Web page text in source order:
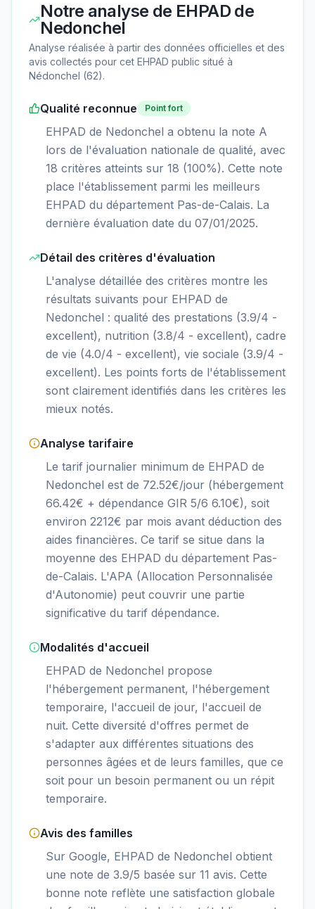
Notre analyse de EHPAD de
Nedonchel
Analyse réalisée à partir des données officielles et des
avis collectés pour cet EHPAD public situé à
Nédonchel (62).
Qualité reconnue Point fort
EHPAD de Nedonchel a obtenu la note A
lors de l'évaluation nationale de qualité, avec
18 critères atteints sur 18 (100%). Cette note
place l'établissement parmi les meilleurs
EHPAD du département Pas-de-Calais. La
dernière évaluation date du 07/01/2025.
Détail des critères d'évaluation
L'analyse détaillée des critères montre les
résultats suivants pour EHPAD de
Nedonchel : qualité des prestations (3.9/4 -
excellent), nutrition (3.8/4 - excellent), cadre
de vie (4.0/4 - excellent), vie sociale (3.9/4 -
excellent). Les points forts de l'établissement
sont clairement identifiés dans les critères les
mieux notés.
Analyse tarifaire
Le tarif journalier minimum de EHPAD de
Nedonchel est de 72.52€/jour (hébergement
66.42€ + dépendance GIR 5/6 6.10€), soit
environ 2212€ par mois avant déduction des
aides financières. Ce tarif se situe dans la
moyenne des EHPAD du département Pas-
de-Calais. L'APA (Allocation Personnalisée
d'Autonomie) peut couvrir une partie
significative du tarif dépendance.
Modalités d'accueil
EHPAD de Nedonchel propose
l'hébergement permanent, l'hébergement
temporaire, l'accueil de jour, l'accueil de
nuit. Cette diversité d'offres permet de
s'adapter aux différentes situations des
personnes âgées et de leurs familles, que ce
soit pour un besoin permanent ou un répit
temporaire.
Avis des familles
Sur Google, EHPAD de Nedonchel obtient
une note de 3.9/5 basée sur 11 avis. Cette
bonne note reflète une satisfaction globale